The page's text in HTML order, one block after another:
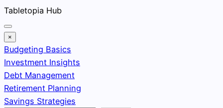
Skip
to
content
Tabletopia Hub
×
Budgeting Basics
Investment Insights
Debt Management
Retirement Planning
Savings Strategies